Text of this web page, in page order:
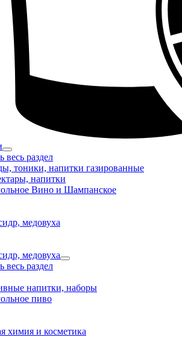
весь раздел
тоники, напитки газированные
напитки
Вино и Шампанское
медовуха
медовуха
весь раздел
напитки, наборы
пиво
химия и косметика